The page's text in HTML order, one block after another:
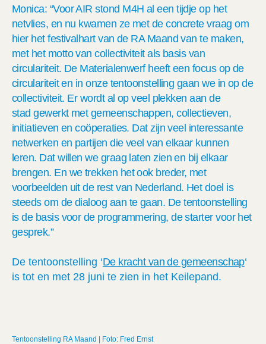
Monica: “Voor AIR stond M4H al een tijdje op het
netvlies, en nu kwamen ze met de concrete vraag om
hier het festivalhart van de RA Maand van te maken,
met het motto van collectiviteit als basis van
circulariteit. De Materialenwerf heeft een focus op de
circulariteit en in onze tentoonstelling gaan we in op de
collectiviteit. Er wordt al op veel plekkenaan de
stadgewerkt metgemeenschappen, collectieven,
initiatieven en coöperaties. Dat zijn veel interessante
netwerken en partijen die veel van elkaar kunnen
leren. Datwillen we graag laten zien en bij elkaar
brengen. En we trekken het ook breder, met
voorbeelden uit de rest van Nederland. Het doel is
steedsom de dialoog aan te gaan. De tentoonstelling
is de basis voor de programmering, de starter voor het
gesprek.”
De tentoonstelling ‘De kracht van de gemeenschap‘
is tot en met 28 juni te zien in het Keilepand.
Tentoonstelling RA Maand | Foto: Fred Ernst